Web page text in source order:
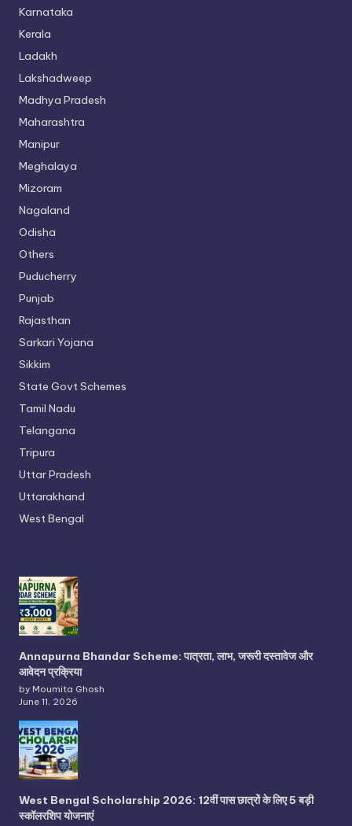
Karnataka
Kerala
Ladakh
Lakshadweep
Madhya Pradesh
Maharashtra
Manipur
Meghalaya
Mizoram
Nagaland
Odisha
Others
Puducherry
Punjab
Rajasthan
Sarkari Yojana
Sikkim
State Govt Schemes
Tamil Nadu
Telangana
Tripura
Uttar Pradesh
Uttarakhand
West Bengal
Annapurna Bhandar Scheme: पात्रता, लाभ, जरूरी दस्तावेज और
आवेदन प्रक्रिया
by Moumita Ghosh
June 11, 2026
West Bengal Scholarship 2026: 12वीं पास छात्रों के लिए 5 बड़ी
स्कॉलरशिप योजनाएं